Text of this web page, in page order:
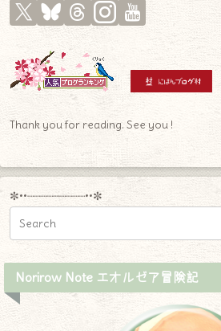
Thank you for reading. See you !
✼••┈┈┈┈┈┈┈┈┈••✼
Norirow Note エオルゼア冒険記